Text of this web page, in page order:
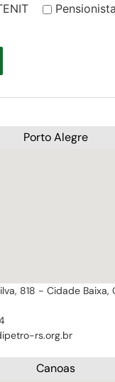
Porto Alegre
818 - Cidade
rs.org.br
Canoas